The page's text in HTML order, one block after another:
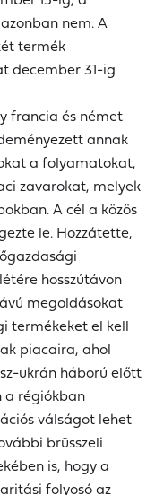
nem. A
termék
december 31-ig
francia és német
annak
a folyamatokat,
zavarokat, melyek
A cél a közös
le. Hozzátette,
hosszútávon
megoldásokat
termékeket el kell
piacaira, ahol
ukrán háború előtt
a régiókban
válságot lehet
brüsszeli
is, hogy a
folyosó az